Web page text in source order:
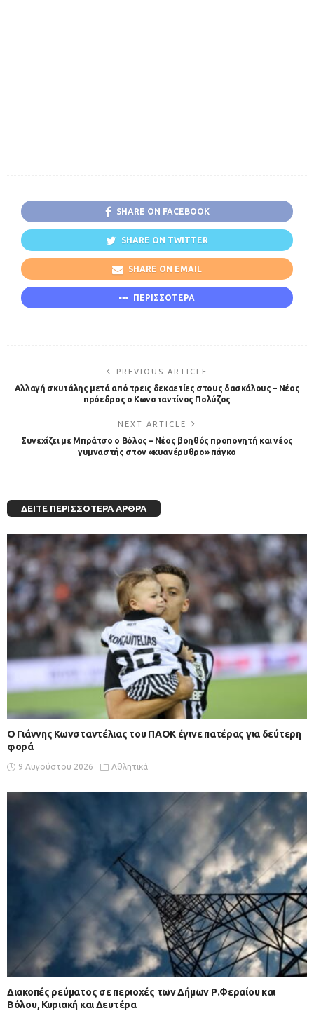
SHARE ON FACEBOOK
SHARE ON TWITTER
SHARE ON EMAIL
ΠΕΡΙΣΣΟΤΕΡΑ
PREVIOUS ARTICLE
Αλλαγή σκυτάλης μετά από τρεις δεκαετίες στους δασκάλους – Νέος
πρόεδρος ο Κωνσταντίνος Πολύζος
NEXT ARTICLE
Συνεχίζει με Μπράτσο ο Βόλος – Νέος βοηθός προπονητή και νέος
γυμναστής στον «κυανέρυθρο» πάγκο
ΔΕΊΤΕ ΠΕΡΙΣΣΌΤΕΡΑ ΆΡΘΡΑ
Ο Γιάννης Κωνσταντέλιας του ΠΑΟΚ έγινε πατέρας για δεύτερη
φορά
9 Αυγούστου 2026 Αθλητικά
Διακοπές ρεύματος σε περιοχές των Δήμων Ρ.Φεραίου και
Βόλου, Κυριακή και Δευτέρα